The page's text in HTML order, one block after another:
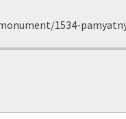
1534-